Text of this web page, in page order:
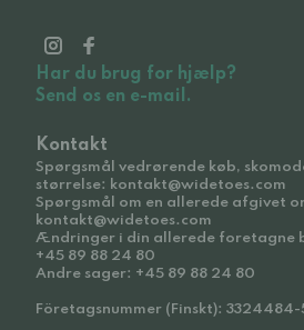
Har du brug for hjælp?
Send os en e-mail.
Kontakt
Spørgsmål vedrørende køb,
størrelse: kontakt@widetoes.com
Spørgsmål om en allerede afgivet
kontakt@widetoes.com
Ændringer i din allerede foretagne
+45 89 88 24 80
Andre sager: +45 89 88 24 80
Företagsnummer (Finskt): 3324484-